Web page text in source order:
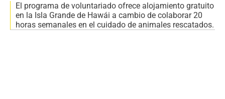
El programa de voluntariado ofrece alojamiento gratuito
en la Isla Grande de Hawái a cambio de colaborar 20
horas semanales en el cuidado de animales rescatados.